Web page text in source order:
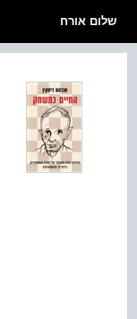
שלום אורח